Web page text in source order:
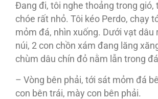
Đang đi, tôi nghe thoảng trong gió,
chóe rất nhỏ. Tôi kéo Perdo, chạy
mỏm đá, nhìn xuống. Dưới vạt dâu
núi, 2 con chồn xám đang lăng
chùm dâu chín đỏ nằm lẫn trong
– Vòng bên phải, tới sát mỏm đá
con bên trái, mày con bên phải.